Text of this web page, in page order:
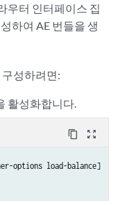
우터 인터페이스 집
하여 AE 번들을 생
성하려면:
활성화합니다.
content_copy zoom_out_map
options load-balance]